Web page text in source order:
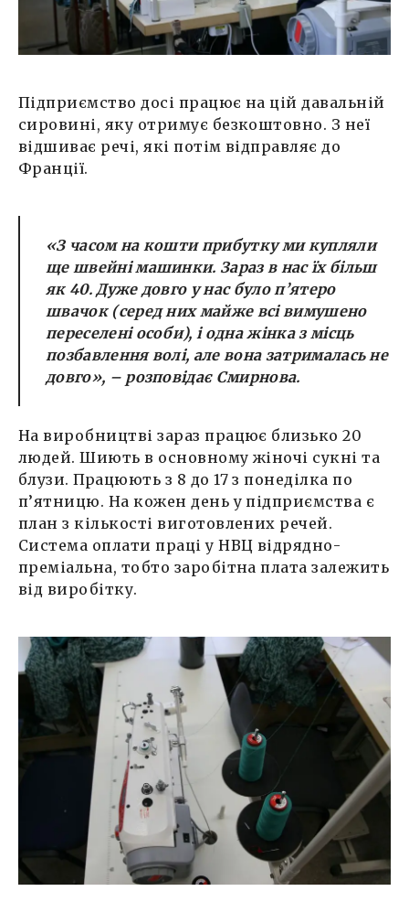
Підприємство досі працює на цій давальній
сировині, яку отримує безкоштовно. З неї
відшиває речі, які потім відправляє до
Франції.
«З часом на кошти прибутку ми купляли
ще швейні машинки. Зараз в нас їх більш
як 40. Дуже довго у нас було п’ятеро
швачок (серед них майже всі вимушено
переселені особи), і одна жінка з місць
позбавлення волі, але вона затрималась не
довго», – розповідає Смирнова.
На виробництві зараз працює близько 20
людей. Шиють в основному жіночі сукні та
блузи. Працюють з 8 до 17 з понеділка по
п’ятницю. На кожен день у підприємства є
план з кількості виготовлених речей.
Система оплати праці у НВЦ відрядно-
преміальна, тобто заробітна плата залежить
від виробітку.